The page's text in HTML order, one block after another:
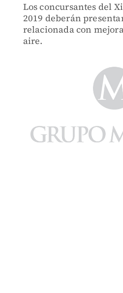
Los concursantes del
2019 deberán
relacionada con
aire.